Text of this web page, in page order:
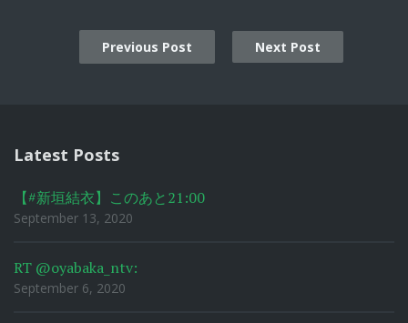
Previous Post Next Post
Latest Posts
【#新垣結衣】このあと21:00
September 13, 2020
RT @oyabaka_ntv:
September 6, 2020